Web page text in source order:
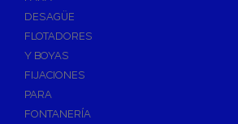
DESAGÜE
FLOTADORES
Y BOYAS
FIJACIONES
PARA
FONTANERÍA